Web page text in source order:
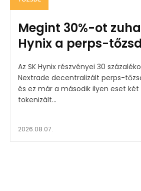
Megint 30%-ot
Hynix a perps-
Az SK Hynix részvényei 30
Nextrade decentralizált perps-
és ez már a második ilyen eset két
tokenizált...
2026.08.07.